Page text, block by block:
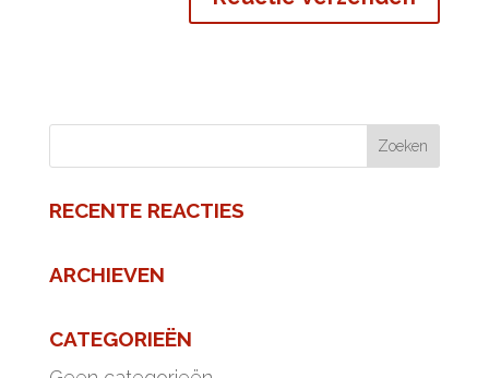
RECENTE REACTIES
ARCHIEVEN
CATEGORIEËN